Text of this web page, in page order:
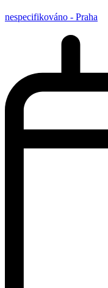
nespecifikováno - Praha